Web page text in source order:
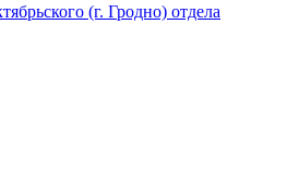
(г. Гродно) отдела